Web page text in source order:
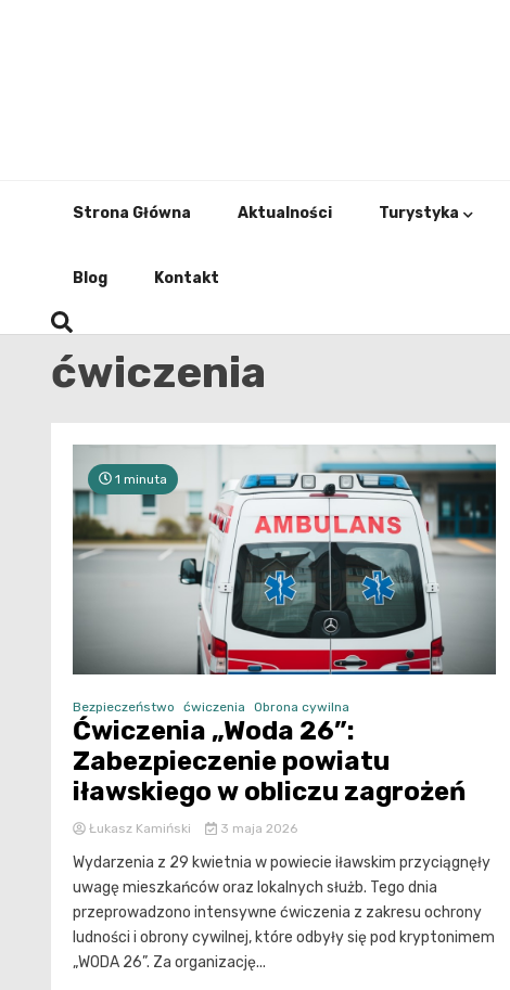
Strona Główna Aktualności Turystyka
Blog Kontakt
ćwiczenia
1 minuta
Bezpieczeństwo ćwiczenia Obrona cywilna
Ćwiczenia „Woda 26”:
Zabezpieczenie powiatu
iławskiego w obliczu zagrożeń
Łukasz Kamiński 3 maja 2026
Wydarzenia z 29 kwietnia w powiecie iławskim przyciągnęły
uwagę mieszkańców oraz lokalnych służb. Tego dnia
przeprowadzono intensywne ćwiczenia z zakresu ochrony
ludności i obrony cywilnej, które odbyły się pod kryptonimem
„WODA 26”. Za organizację...